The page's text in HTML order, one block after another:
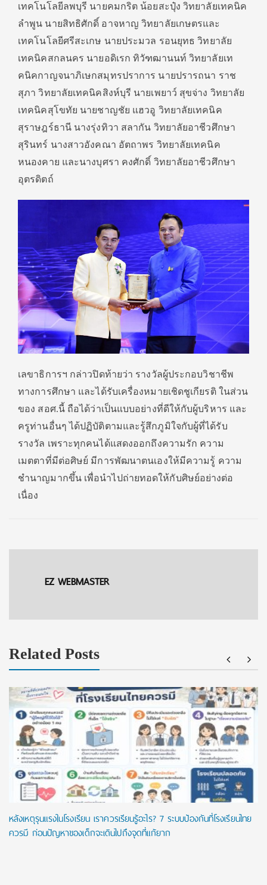
เทคโนโลยีลพบุรี นายคมกริต น้อยสะปุ๋ง วิทยาลัยเทคนิค
ลำพูน นายสิทธิศักดิ์ อาจหาญ วิทยาลัยเกษตรและ
เทคโนโลยีศรีสะเกษ นายประมวล รอนยุทธ วิทยาลัย
เทคนิคสกลนคร นายอดิเรก ทิวัฑฒานนท์ วิทยาลัยเท
คนิคกาญจนาภิเษกสมุทรปราการ นายปรารถนา ราช
สุภา วิทยาลัยเทคนิคสิงห์บุรี นายเพยาว์ สุขจ่าง วิทยาลัย
เทคนิคสุโขทัย นายชาญชัย แฮวอู วิทยาลัยเทคนิค
สุราษฎร์ธานี นางรุ่งทิวา สลากัน วิทยาลัยอาชีวศึกษา
สุรินทร์ นางสาวอังคณา อัตถาพร วิทยาลัยเทคนิค
หนองคาย และนางบุศรา คงศักดิ์ วิทยาลัยอาชีวศึกษา
อุตรดิตถ์
เลขาธิการฯ กล่าวปิดท้ายว่า รางวัลผู้ประกอบวิชาชีพ
ทางการศึกษา และได้รับเครื่องหมายเชิดชูเกียรติ ในส่วน
ของ สอศ.นี้ ถือได้ว่าเป็นแบบอย่างที่ดีให้กับผู้บริหาร และ
ครูท่านอื่นๆ ได้ปฏิบัติตามและรู้สึกภูมิใจกับผู้ที่ได้รับ
รางวัล เพราะทุกคนได้แสดงออกถึงความรัก ความ
เมตตาที่มีต่อศิษย์ มีการพัฒนาตนเองให้มีความรู้ ความ
ชำนาญมากขึ้น เพื่อนำไปถ่ายทอดให้กับศิษย์อย่างต่อ
เนื่อง
EZ WEBMASTER
Related Posts
หลังเหตุรุนแรงในโรงเรียน เราควรเรียนรู้อะไร? 7 ระบบป้องกันที่โรงเรียนไทย
ควรมี ก่อนปัญหาของเด็กจะเดินไปถึงจุดที่แก้ยาก